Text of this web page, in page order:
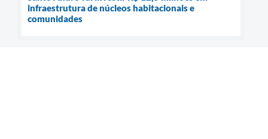
infraestrutura de núcleos habitacionais e
comunidades